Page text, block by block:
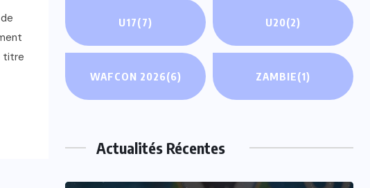
titre
U17(7) U20(2)
WAFCON 2026(6) ZAMBIE(1)
Actualités Récentes